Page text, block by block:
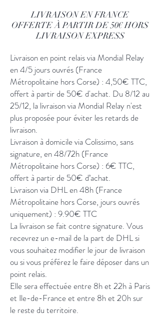
LIVRAISON EN FRANCE
OFFERTE À PARTIR DE 50€ HORS
LIVRAISON EXPRESS
Livraison en point relais via Mondial Relay
en 4/5 jours ouvrés (France
Métropolitaine hors Corse) : 4,50€ TTC,
offert à partir de 50€ d'achat. Du 8/12 au
25/12, la livraison via Mondial Relay n'est
plus proposée pour éviter les retards de
livraison.
Livraison à domicile via Colissimo, sans
signature, en 48/72h (France
Métropolitaine hors Corse) : 6€ TTC,
offert à partir de 50€ d’achat.
Livraison via DHL en 48h (France
Métropolitaine hors Corse, jours ouvrés
uniquement) : 9.90€ TTC
La livraison se fait contre signature. Vous
recevrez un e-mail de la part de DHL si
vous souhaitez modifier le jour de livraison
ou si vous préférez le faire déposer dans un
point relais.
Elle sera effectuée entre 8h et 22h à Paris
et Ile-de-France et entre 8h et 20h sur
le reste du territoire.